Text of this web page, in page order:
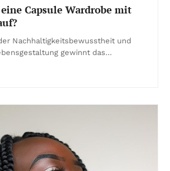
Capsule Wardrobe mit
Nachhaltigkeitsbewusstheit und
gewinnt das…